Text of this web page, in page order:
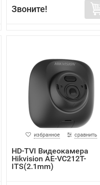
Звоните!
избранное сравнить
HD-TVI Видеокамера
Hikvision AE-VC212T-
ITS(2.1mm)